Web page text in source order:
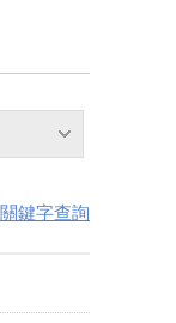
關鍵字查詢